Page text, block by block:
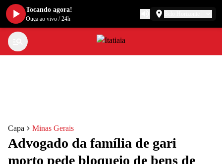
Capa Minas Gerais
Advogado da família de gari
morto pede bloqueio de bens de
Tocando agora!
Ouça ao vivo /24h